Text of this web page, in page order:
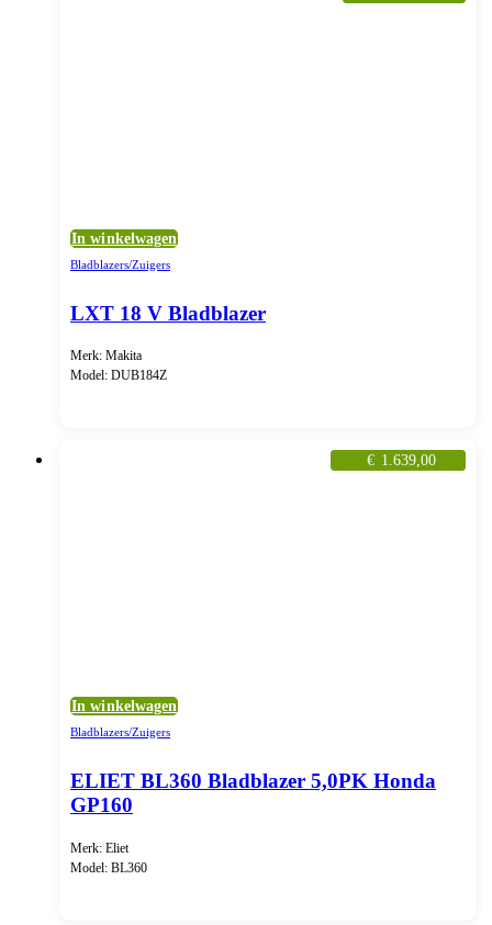
In winkelwagen
Bladblazers/Zuigers
LXT 18 V Bladblazer
Merk: Makita
Model: DUB184Z
€ 1.639,00
In winkelwagen
Bladblazers/Zuigers
ELIET BL360 Bladblazer 5,0PK Honda
GP160
Merk: Eliet
Model: BL360